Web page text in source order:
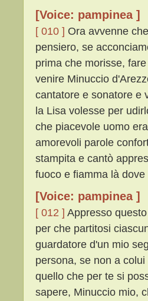
[Voice: pampinea ]
[ 010 ] Ora avvenne
pensiero, se
prima che morisse,
venire Minuccio
cantatore e sonatore e
la Lisa volesse per
che piacevole uomo
amorevoli parole
stampita e cantò
fuoco e fiamma là
[Voice: pampinea ]
[ 012 ] Appresso
per che partitosi
guardatore d'un mio
persona, se non a
quello che per te si
sapere, Minuccio mio,